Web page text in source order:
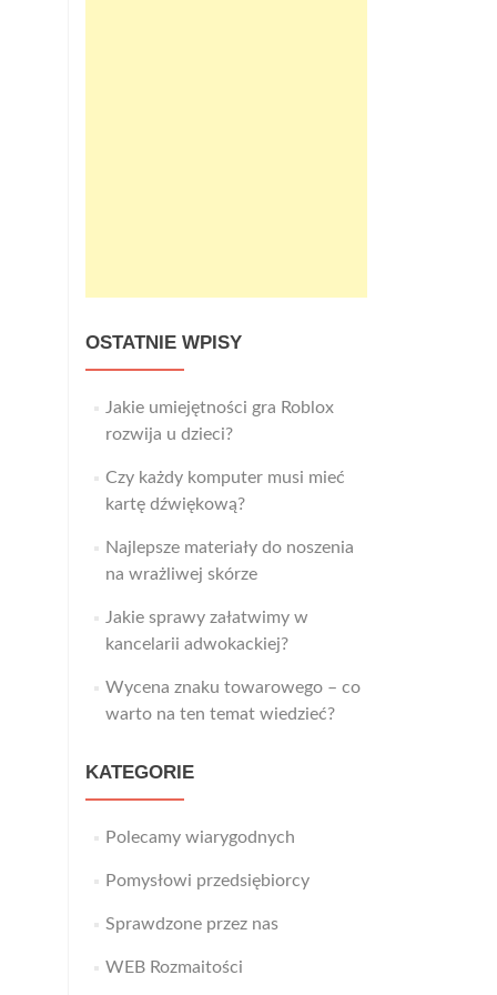
OSTATNIE WPISY
Jakie umiejętności gra Roblox
rozwija u dzieci?
Czy każdy komputer musi mieć
kartę dźwiękową?
Najlepsze materiały do noszenia
na wrażliwej skórze
Jakie sprawy załatwimy w
kancelarii adwokackiej?
Wycena znaku towarowego – co
warto na ten temat wiedzieć?
KATEGORIE
Polecamy wiarygodnych
Pomysłowi przedsiębiorcy
Sprawdzone przez nas
WEB Rozmaitości